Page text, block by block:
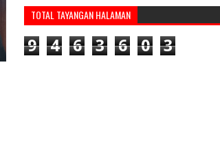
TOTAL TAYANGAN HALAMAN
9 4 6 3 6 0 3